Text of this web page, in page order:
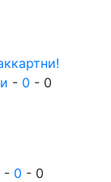
- 0 - 0
- 0 - 0